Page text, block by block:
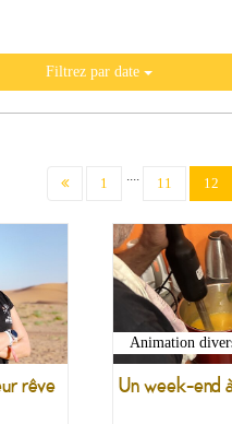
Filtrez par date
1 .... 11 12
rêve
Animation
Un week-end